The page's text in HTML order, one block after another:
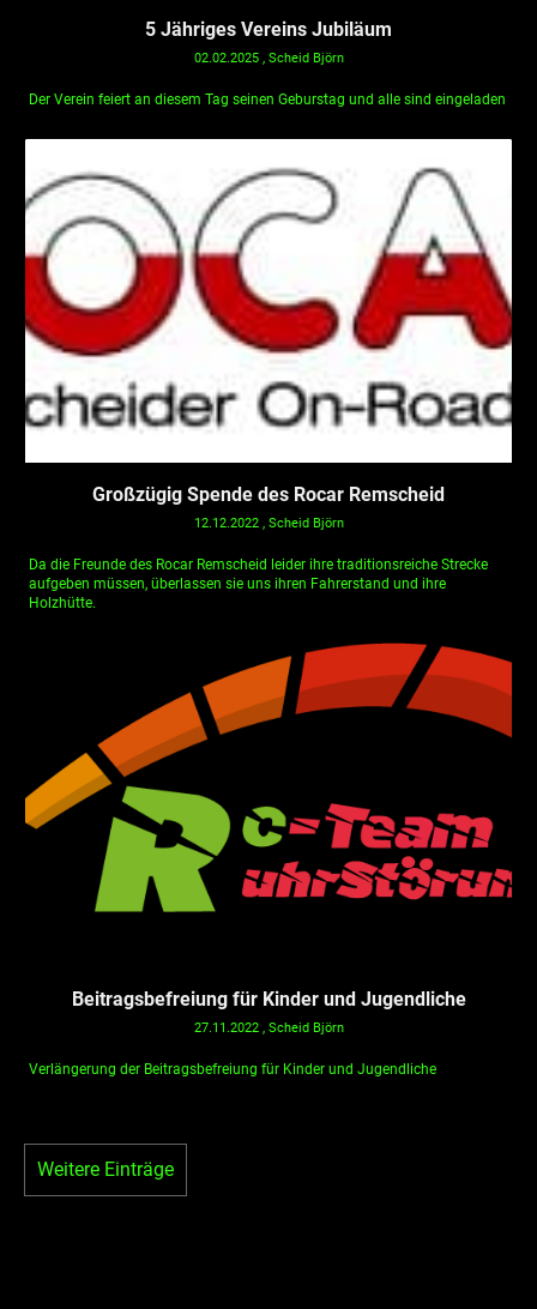
5 Jähriges Vereins Jubiläum
02.02.2025, Scheid Björn
Der Verein feiert an diesem Tag seinen Geburstag und alle sind eingeladen
Großzügig Spende des Rocar Remscheid
12.12.2022, Scheid Björn
Da die Freunde des Rocar Remscheid leider ihre traditionsreiche Strecke
aufgeben müssen, überlassen sie uns ihren Fahrerstand und ihre
Holzhütte.
Beitragsbefreiung für Kinder und Jugendliche
27.11.2022, Scheid Björn
Verlängerung der Beitragsbefreiung für Kinder und Jugendliche
Weitere Einträge